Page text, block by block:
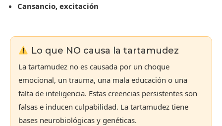
Cansancio, excitación
Lo que NO causa la tartamudez
La tartamudez no es causada por un choque
emocional, un trauma, una mala educación o una
falta de inteligencia. Estas creencias persistentes son
falsas e inducen culpabilidad. La tartamudez tiene
bases neurobiológicas y genéticas.